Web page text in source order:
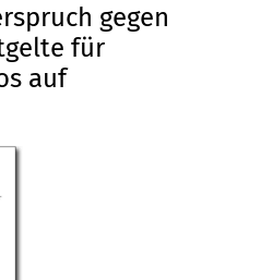
Musterbrief (RTF)
gegen
für
auf